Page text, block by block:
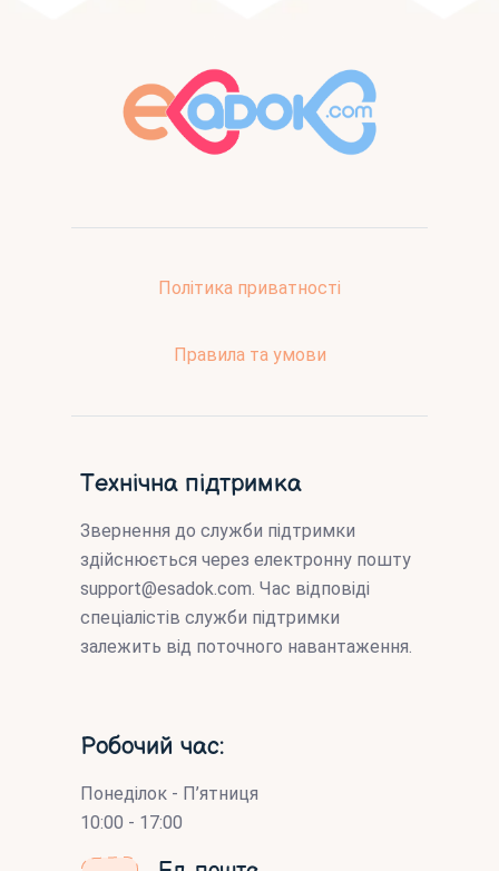
Політика приватності
Правила та умови
Технічна підтримка
Звернення до служби підтримки
здійснюється через електронну пошту
support@esadok.com. Час відповіді
спеціалістів служби підтримки
залежить від поточного навантаження.
Робочий час:
Понеділок - П’ятниця
10:00 - 17:00